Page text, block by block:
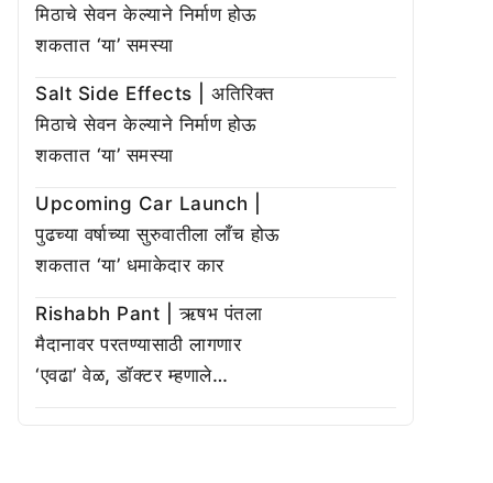
मिठाचे सेवन केल्याने निर्माण होऊ
शकतात ‘या’ समस्या
Salt Side Effects | अतिरिक्त
मिठाचे सेवन केल्याने निर्माण होऊ
शकतात ‘या’ समस्या
Upcoming Car Launch |
पुढच्या वर्षाच्या सुरुवातीला लाँच होऊ
शकतात ‘या’ धमाकेदार कार
Rishabh Pant | ऋषभ पंतला
मैदानावर परतण्यासाठी लागणार
‘एवढा’ वेळ, डॉक्टर म्हणाले…